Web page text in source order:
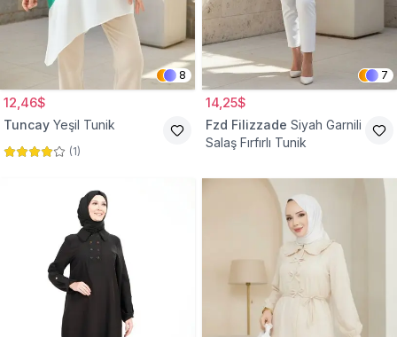
8
12,46$
Tuncay Yeşil Tunik
(1)
7
14,25$
Fzd Filizzade Siyah Garnili
Salaş Fırfırlı Tunik